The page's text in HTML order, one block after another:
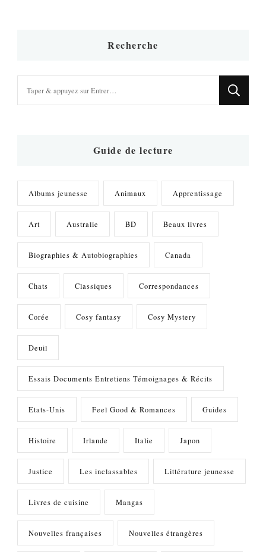
Recherche
recherchiez
Guide de lecture
Albums jeunesse Animaux Apprentissage
Art Australie BD Beaux livres
Biographies & Autobiographies Canada
Chats Classiques Correspondances
Corée Cosy fantasy Cosy Mystery
Deuil
Essais Documents Entretiens Témoignages & Récits
Etats-Unis Feel Good & Romances Guides
Histoire Irlande Italie Japon
Justice Les inclassables Littérature jeunesse
Livres de cuisine Mangas
Nouvelles françaises Nouvelles étrangères